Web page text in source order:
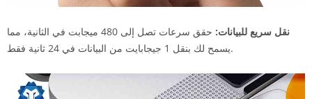
نقل سريع للبيانات:
حقق سرعات تصل إلى 480 ميجابت في الثانية، مما
يسمح لك بنقل 1 جيجابايت من البيانات في 24 ثانية فقط.